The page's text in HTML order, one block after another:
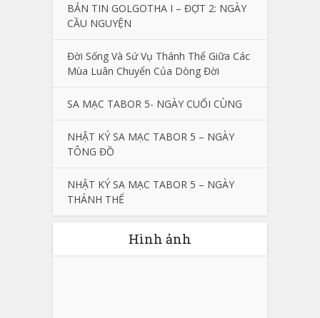
BẢN TIN GOLGOTHA I – ĐỢT 2: NGÀY
CẦU NGUYỆN
Đời Sống Và Sứ Vụ Thánh Thể Giữa Các
Mùa Luân Chuyển Của Dòng Đời
SA MẠC TABOR 5- NGÀY CUỐI CÙNG
NHẬT KÝ SA MẠC TABOR 5 – NGÀY
TÔNG ĐỒ
NHẬT KÝ SA MẠC TABOR 5 – NGÀY
THÁNH THỂ
Hình ảnh